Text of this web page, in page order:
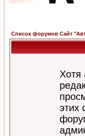
Список форумов Сайт
Хотя
этих